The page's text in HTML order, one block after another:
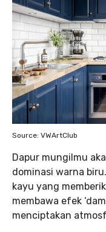
Source: VWArtClub
Dapur mungilmu
dominasi warna
kayu yang
membawa efek
menciptakan